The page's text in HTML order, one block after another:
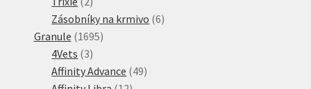
produkty
Zásobníky na krmivo 66
Granule 16951695
4Vets 33
produkty
Affinity Advance 4949